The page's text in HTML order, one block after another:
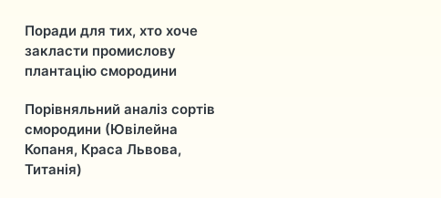
Поради для тих, хто хоче
закласти промислову
плантацію смородини
Порівняльний аналіз сортів
смородини (Ювілейна
Копаня, Краса Львова,
Титанія)